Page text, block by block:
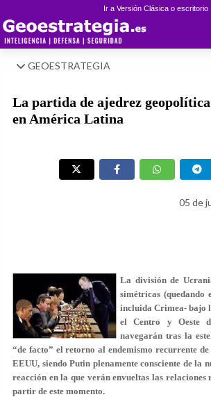
Ir a Versión Clásica o escritorio
GEOESTRATEGIA
La partida de ajedrez
en América Latina
05 de
La división de
simétricas (quedando
incluida Crimea- bajo
el Centro y Oeste
navegarán tras la
“de facto” el retorno al endemismo recurrente
EEUU, siendo Putin plenamente consciente de la
reacción en la que verán envueltas las relaciones
partir de este momento.